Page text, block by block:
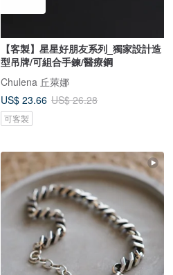
【客製】星星好朋友系列_獨家設計造
型吊牌/可組合手鍊/醫療鋼
Chulena 丘萊娜
US$ 23.66 US$ 26.28
可客製